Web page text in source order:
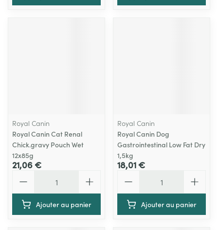
Royal Canin
Royal Canin Cat Renal
Chick.gravy Pouch Wet
12x85g
21,06 €
Ajouter au panier
Royal Canin
Royal Canin Dog
Gastrointestinal Low Fat Dry
1,5kg
18,01 €
Ajouter au panier